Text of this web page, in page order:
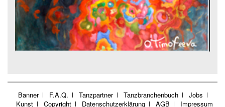
Banner F.A.Q. Tanzpartner Tanzbranchenbuch
Jobs
Kunst
Copyright Datenschutzerklärung AGB Impressum